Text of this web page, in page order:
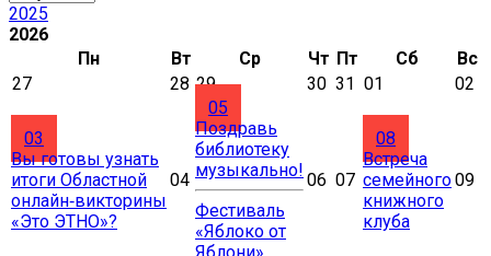
2025
2026
Пн
Вт Ср Чт Пт Сб
Вс
27
28 29 30 31 01 02
03
Вы готовы узнать
итоги Областной
онлайн‑викторины
«Это ЭТНО»?
04
05
Поздравь
библиотеку
музыкально!
Фестиваль
«Яблоко от
06 07
08
Встреча
семейного
книжного
клуба
09